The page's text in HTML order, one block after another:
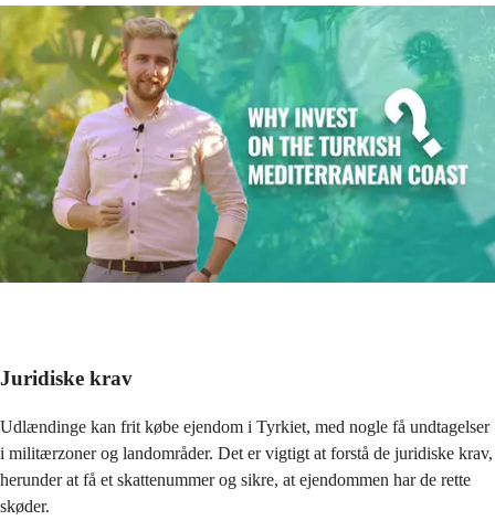
Juridiske krav
Udlændinge kan frit købe ejendom i Tyrkiet, med nogle få undtagelser
i militærzoner og landområder. Det er vigtigt at forstå de juridiske krav,
herunder at få et skattenummer og sikre, at ejendommen har de rette
skøder.